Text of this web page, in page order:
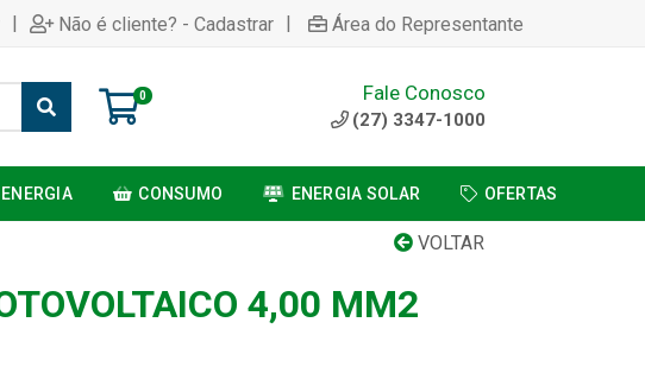
| Não é cliente? - Cadastrar | Área do Representante
0 Fale Conosco
(27) 3347-1000
ENERGIA CONSUMO ENERGIA SOLAR OFERTAS
VOLTAR
4,00 MM2